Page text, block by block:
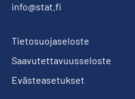
info@stat.fi
Tietosuojaseloste
Saavutettavuusseloste
Evästeasetukset